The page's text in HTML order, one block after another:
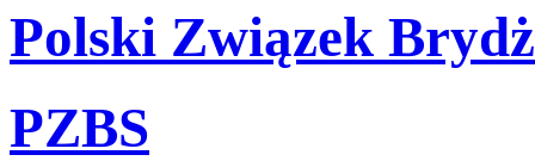
Polski Związek
PZBS